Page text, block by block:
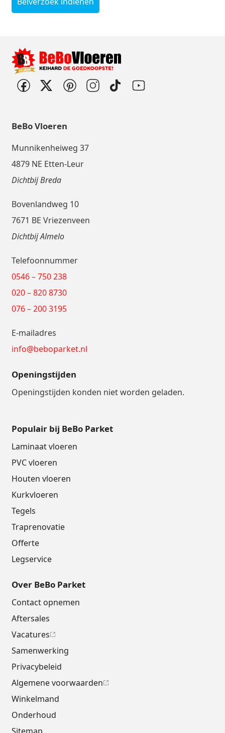
BeBo Vloeren
Munnikenheiweg 37
4879 NE Etten-Leur
Dichtbij Breda
Bovenlandweg 10
7671 BE Vriezenveen
Dichtbij Almelo
Telefoonnummer
0546 – 750 238
020 – 820 8730
076 – 200 3195
E-mailadres
info@beboparket.nl
Openingstijden
Openingstijden konden niet worden geladen.
Populair bij BeBo Parket
Laminaat vloeren
PVC vloeren
Houten vloeren
Kurkvloeren
Tegels
Traprenovatie
Offerte
Legservice
Over BeBo Parket
Contact opnemen
Aftersales
Vacatures
Samenwerking
Privacybeleid
Algemene voorwaarden
Winkelmand
Onderhoud